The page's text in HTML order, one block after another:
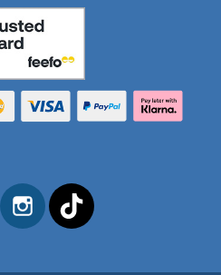
YouTubeInstagram